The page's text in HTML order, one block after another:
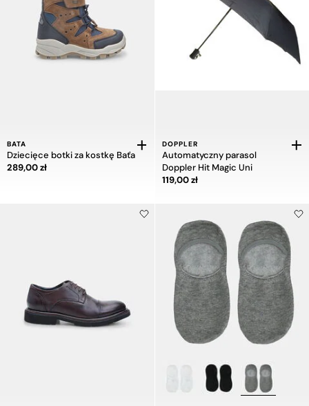
BATA
Dziecięce botki za kostkę Baťa
Cena 289,00 zł
289,00 zł
DOPPLER
Automatyczny parasol
Doppler Hit Magic Uni
Cena 119,00 zł
119,00 zł